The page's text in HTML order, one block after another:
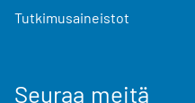
Tutkimusaineistot
Seuraa meitä